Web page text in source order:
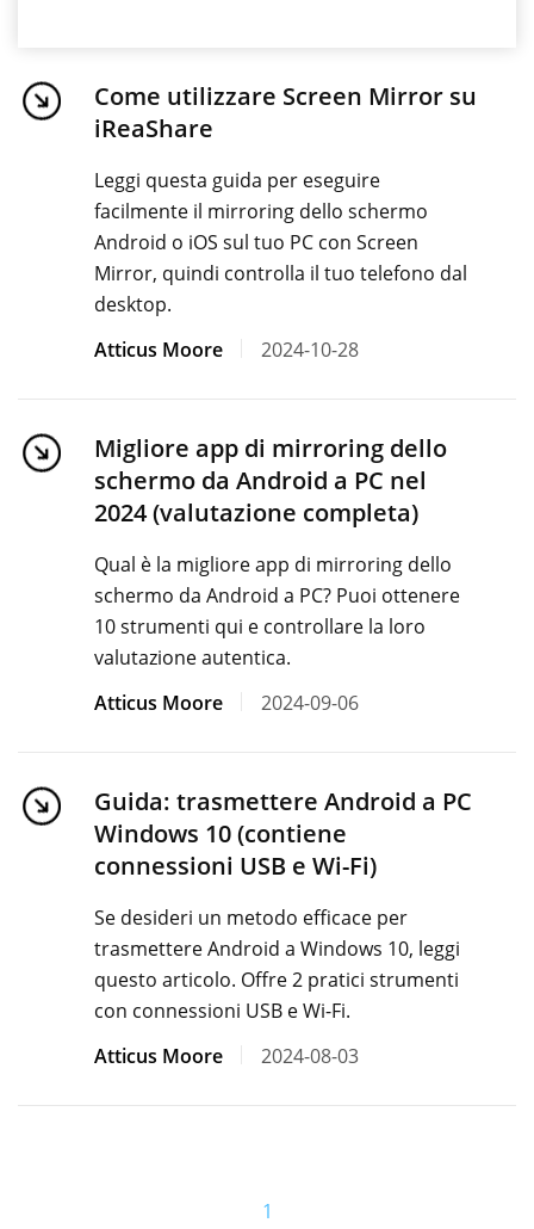
Come utilizzare Screen Mirror su
iReaShare
Leggi questa guida per eseguire
facilmente il mirroring dello schermo
Android o iOS sul tuo PC con Screen
Mirror, quindi controlla il tuo telefono dal
desktop.
Atticus Moore
2024-10-28
Migliore app di mirroring dello
schermo da Android a PC nel
2024 (valutazione completa)
Qual è la migliore app di mirroring dello
schermo da Android a PC? Puoi ottenere
10 strumenti qui e controllare la loro
valutazione autentica.
Atticus Moore
2024-09-06
Guida: trasmettere Android a PC
Windows 10 (contiene
connessioni USB e Wi-Fi)
Se desideri un metodo efficace per
trasmettere Android a Windows 10, leggi
questo articolo. Offre 2 pratici strumenti
con connessioni USB e Wi-Fi.
Atticus Moore
2024-08-03
1